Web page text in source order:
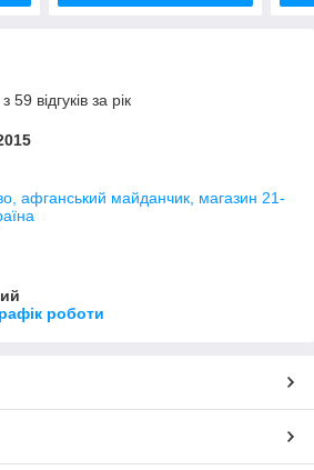
відгуків за рік
афганський майданчик, магазин 21-
роботи